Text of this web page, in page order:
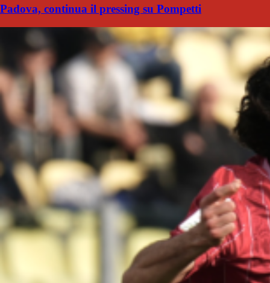
Padova, continua il pressing su Pompetti